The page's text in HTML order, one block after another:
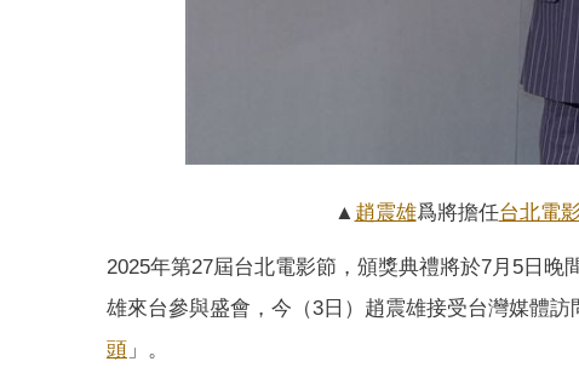
▲ 趙震雄爲將擔任台北電
2025年第27屆台北電影節，頒獎典禮將於7月5日
雄來台參與盛會，今（3日）趙震雄接受台灣媒體
頭 」。